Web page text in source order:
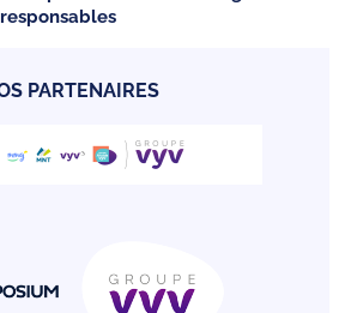
responsables
PARTENAIRES